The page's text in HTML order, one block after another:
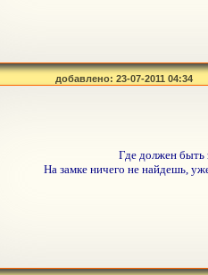
добавлено: 23-07-2011 04:34
Где должен быть
На замке ничего не найдешь,